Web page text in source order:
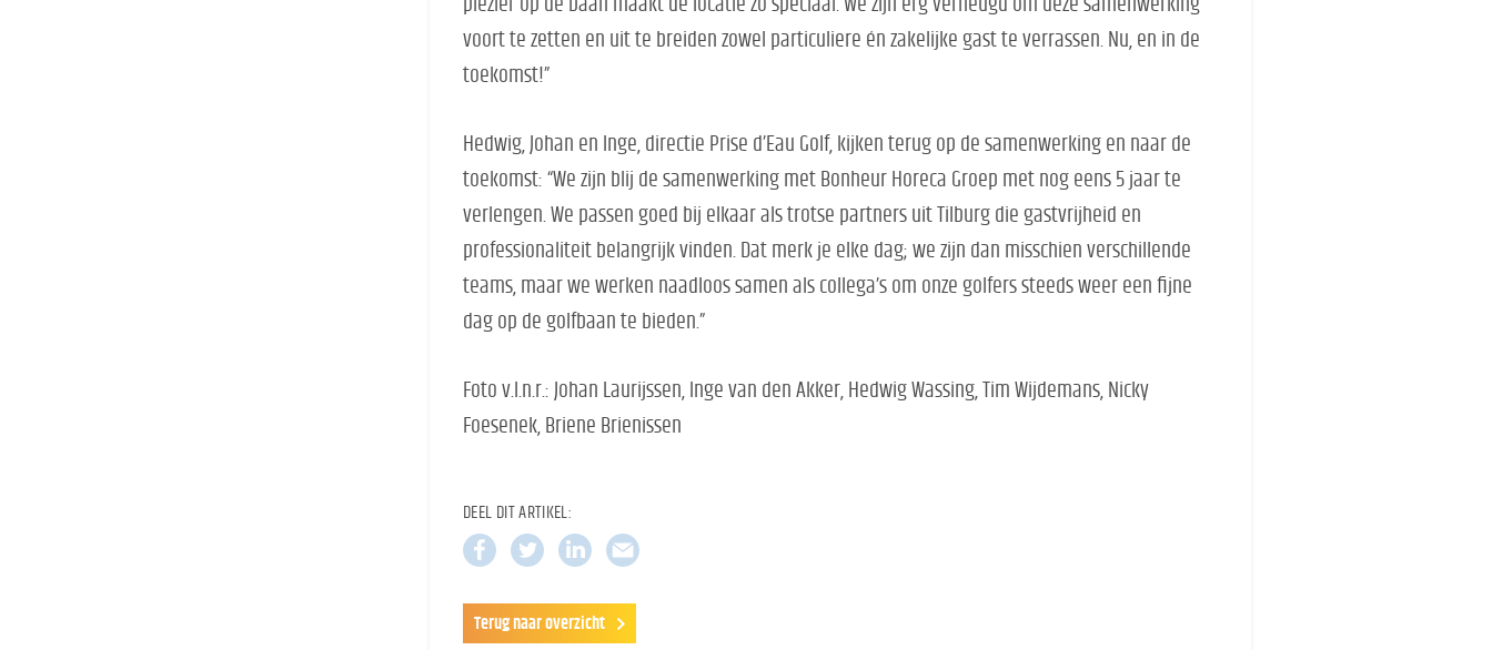
plezier op de baan maakt de locatie zo speciaal. We zijn erg verheugd om deze samenwerking
voort te zetten en uit te breiden zowel particuliere én zakelijke gast te verrassen. Nu, en in de
toekomst!”
Hedwig, Johan en Inge, directie Prise d’Eau Golf, kijken terug op de samenwerking en naar de
toekomst: “We zijn blij de samenwerking met Bonheur Horeca Groep met nog eens 5 jaar te
verlengen. We passen goed bij elkaar als trotse partners uit Tilburg die gastvrijheid en
professionaliteit belangrijk vinden. Dat merk je elke dag; we zijn dan misschien verschillende
teams, maar we werken naadloos samen als collega’s om onze golfers steeds weer een fijne
dag op de golfbaan te bieden.”
Foto v.l.n.r.: Johan Laurijssen, Inge van den Akker, Hedwig Wassing, Tim Wijdemans, Nicky
Foesenek, Briene Brienissen
DEEL DIT ARTIKEL:
Terug naar overzicht